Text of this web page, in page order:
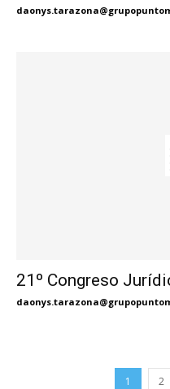
21º Congreso
1 2